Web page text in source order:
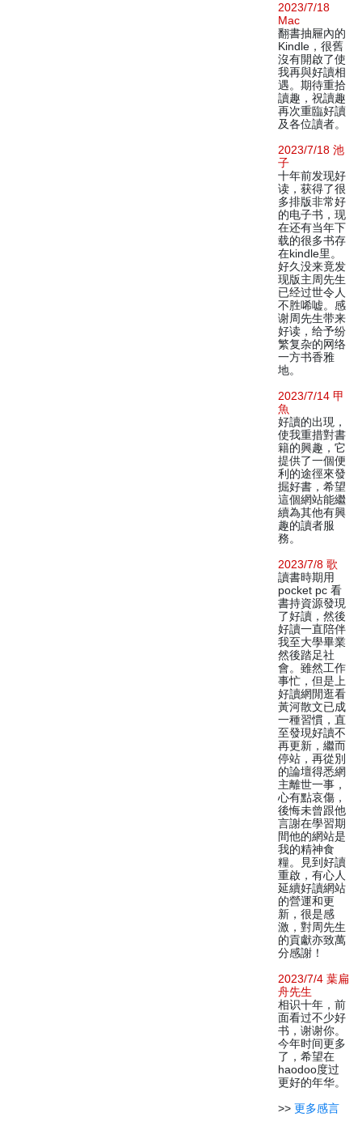
2023/7/18
Mac
翻書抽屜內的
Kindle，很舊
沒有開啟了使
我再與好讀相
遇。期待重拾
讀趣，祝讀趣
再次重臨好讀
及各位讀者。
2023/7/18 池
子
十年前发现好
读，获得了很
多排版非常好
的电子书，现
在还有当年下
载的很多书存
在kindle里。
好久没来竟发
现版主周先生
已经过世令人
不胜唏嘘。感
谢周先生带来
好读，给予纷
繁复杂的网络
一方书香雅
地。
2023/7/14 甲
魚
好讀的出現，
使我重措對書
籍的興趣，它
提供了一個便
利的途徑來發
掘好書，希望
這個網站能繼
續為其他有興
趣的讀者服
務。
2023/7/8 歌
讀書時期用
pocket pc 看
書持資源發現
了好讀，然後
好讀一直陪伴
我至大學畢業
然後踏足社
會。雖然工作
事忙，但是上
好讀網閒逛看
黃河散文已成
一種習慣，直
至發現好讀不
再更新，繼而
停站，再從別
的論壇得悉網
主離世一事，
心有點哀傷，
後悔未曾跟他
言謝在學習期
間他的網站是
我的精神食
糧。見到好讀
重啟，有心人
延續好讀網站
的營運和更
新，很是感
激，對周先生
的貢獻亦致萬
分感謝！
2023/7/4 葉扁
舟先生
相识十年，前
面看过不少好
书，谢谢你。
今年时间更多
了，希望在
haodoo度过
更好的年华。
>> 更多感言